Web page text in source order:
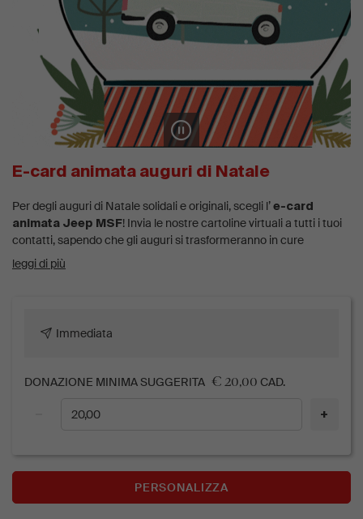
E-card animata auguri di Natale
Per degli auguri di Natale solidali e originali, scegli l’ e-card
animata Jeep MSF! Invia le nostre cartoline virtuali a tutti i tuoi
contatti, sapendo che gli auguri si trasformeranno in cure
mediche essenziali per uomini, donne e bambini in oltre 70 Paesi
del mondo dove c'è più bisogno.
Senza Frontiere e renderà davvero speciali le tue festività.
leggi di più
Immediata
DONAZIONE MINIMA SUGGERITA € 20,00 CAD.
+
PERSONALIZZA